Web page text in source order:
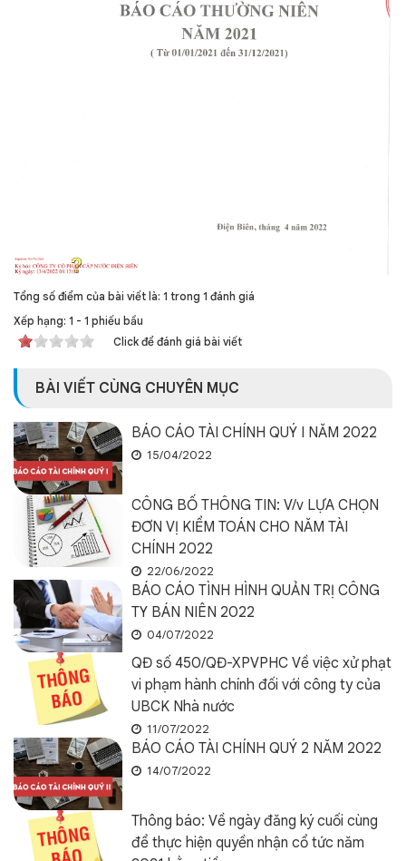
Tổng số điểm của bài viết là: 1 trong 1 đánh giá
Xếp hạng: 1 - 1 phiếu bầu
Click để đánh giá bài viết
BÀI VIẾT CÙNG CHUYÊN MỤC
BÁO CÁO TÀI CHÍNH QUÝ I NĂM 2022
15/04/2022
CÔNG BỐ THÔNG TIN: V/v LỰA CHỌN
ĐƠN VỊ KIỂM TOÁN CHO NĂM TÀI
CHÍNH 2022
22/06/2022
BÁO CÁO TÌNH HÌNH QUẢN TRỊ CÔNG
TY BÁN NIÊN 2022
04/07/2022
QĐ số 450/QĐ-XPVPHC Về việc xử phạt
vi phạm hành chính đối với công ty của
UBCK Nhà nước
11/07/2022
BÁO CÁO TÀI CHÍNH QUÝ 2 NĂM 2022
14/07/2022
Thông báo: Về ngày đăng ký cuối cùng
để thực hiện quyền nhận cổ tức năm